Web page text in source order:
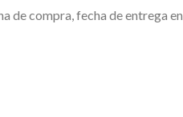
de compra, fecha de entrega en